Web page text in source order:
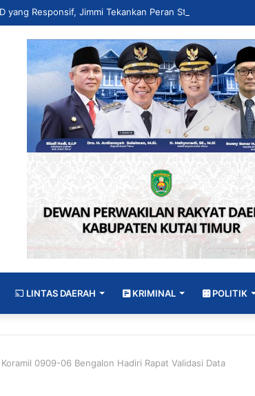
LINTAS DAERAH KRIMINAL POLITIK
Koramil 0909-06 Bengalon Hadiri Rapat Validasi Data